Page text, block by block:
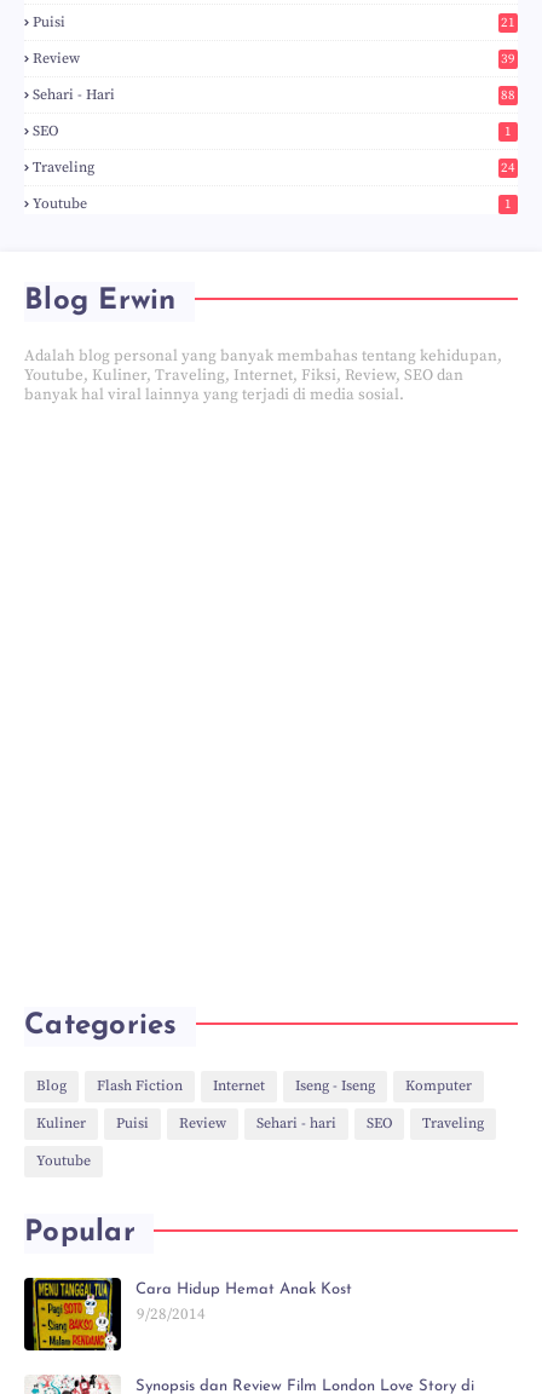
Puisi 21
Review 39
Sehari - Hari 88
SEO 1
Traveling 24
Youtube 1
Blog Erwin
Adalah blog personal yang banyak membahas tentang kehidupan,
Youtube, Kuliner, Traveling, Internet, Fiksi, Review, SEO dan
banyak hal viral lainnya yang terjadi di media sosial.
Categories
Blog Flash Fiction Internet Iseng - Iseng Komputer
Kuliner Puisi Review Sehari - hari SEO Traveling
Youtube
Popular
Cara Hidup Hemat Anak Kost
9/28/2014
Synopsis dan Review Film London Love Story di